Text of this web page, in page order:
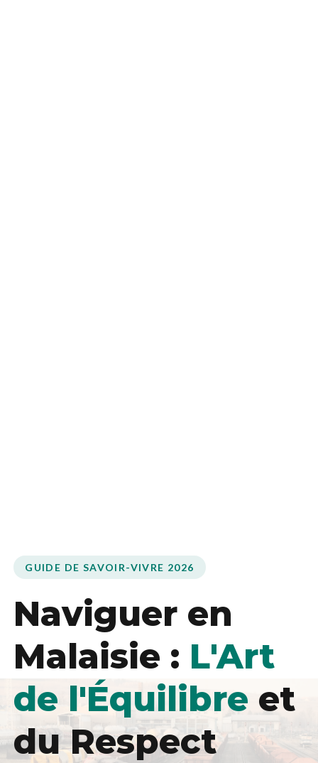
GUIDE DE SAVOIR-VIVRE 2026
Naviguer en
Malaisie : L'Art
de l'Équilibre et
du Respect